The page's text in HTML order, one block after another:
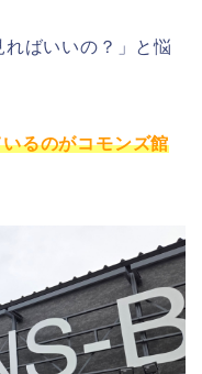
ばいいの？」と悩
るのがコモンズ館